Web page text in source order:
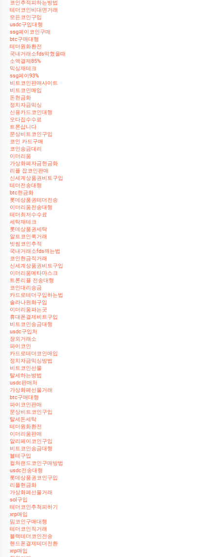
코인추적피하는방법
테더코인비대면거래
모든코인구입
usdc구입대행
ssg페이코인구매
btc구매대행
테더원화환전
국내거래소fds막혔을때
소액결제85%
믹싱재테크
ssg페이93%
비트코인판매사이트
비트코인매입
돈현금화
정치자금믹싱
신용카드코인대행
오다집수수료
트론삽니다
문상비트코인구입
코인 카드구매
코인송금대리
이더리움
가상화폐자금현금화
리플 잡코인판매
신세계상품권비트구입
테더전송대행
btc현금화
롯데상품권테더전송
이더리움전송대행
테더최저수수료
세탁재테크
롯데상품권세탁
알트코인퀵거래
빗썸코인추적
국내거래소fds깨는법
코인현금직거래
신세계상품권비트구입
이더리움메타마스크
트론리플 전송대행
코인대리송금
카드로테더구입하는법
솔라나원화구입
이더리움파는곳
휴대폰결제비트구입
비트코인송금대행
usdc구입처
장외거래소
파이코인
카드로테더코인매입
정치자금믹싱방법
비트코인선물
탈세하는방법
usdc판매처
가상화폐선물거래
btc구매대행
파이코인판매
문상비트코인구입
탈세돈세탁
테더원화환전
이더리움판매
알리페이코인구입
비트코인송금대행
블테구입
컬쳐랜드코인구매방법
usdc전송대행
롯데상품권코인구입
리플현금화
가상화폐선물거래
sol구입
테더코인추척피하기
xrp매입
밈코인구매대행
테더코인직거래
블랙테더코인전송
핸드폰결제테더전환
xrp매입